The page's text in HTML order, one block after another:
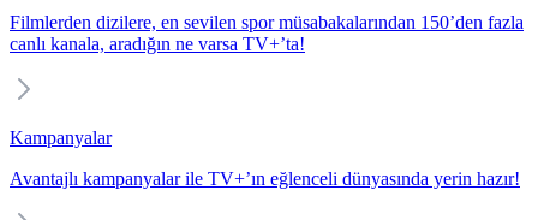
Filmlerden dizilere, en sevilen spor müsabakalarından 150’den fazla
canlı kanala, aradığın ne varsa TV+’ta!
Kampanyalar
Avantajlı kampanyalar ile TV+’ın eğlenceli dünyasında yerin hazır!